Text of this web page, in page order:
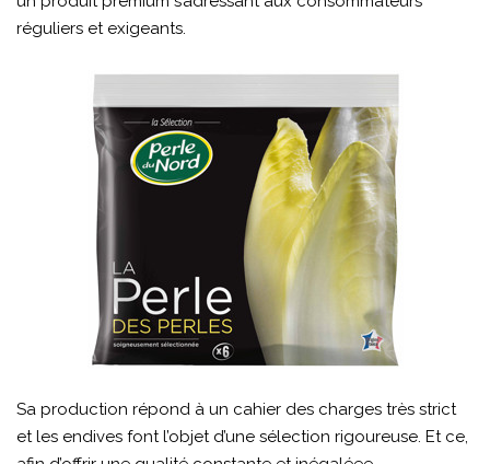
réguliers et exigeants.
Sa production répond à un cahier des charges très strict
et les endives font l’objet d’une sélection rigoureuse. Et ce,